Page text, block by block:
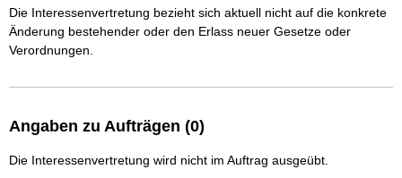
Die Interessenvertretung bezieht sich aktuell nicht auf die konkrete
Änderung bestehender oder den Erlass neuer Gesetze oder
Verordnungen.
Angaben zu Aufträgen (0)
Die Interessenvertretung wird nicht im Auftrag ausgeübt.